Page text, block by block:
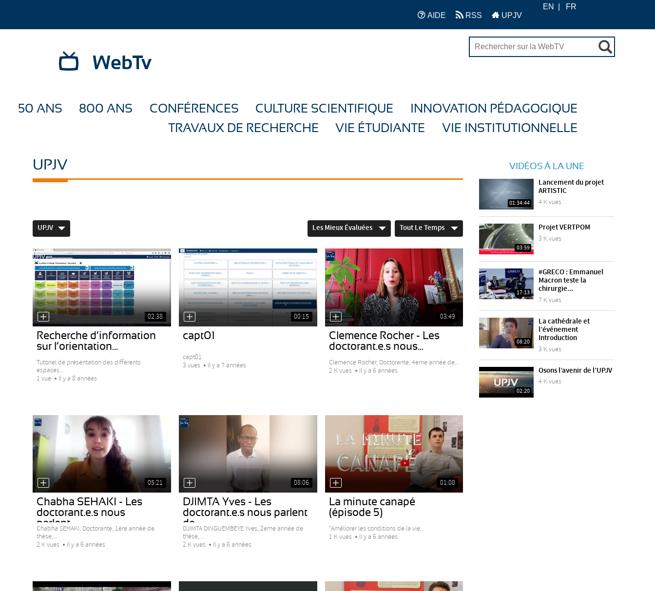
AIDE RSS UPJV
EN FR
WebTv
50 ANS 800 ANS CONFÉRENCES CULTURE SCIENTIFIQUE
INNOVATION PÉDAGOGIQUE
TRAVAUX DE RECHERCHE
VIE ÉTUDIANTE VIE INSTITUTIONNELLE
UPJV
UPJV Les Mieux Évaluées Tout Le Temps
02:38
Recherche d’information
sur l’orientation...
Tutoriel de présentation des différents
espaces...
1 vue
Il y a 8 années
00:15
capt01
capt01
3 vues
Il y a 7 années
03:49
Clemence Rocher - Les
doctorant.e.s nous...
Clemence Rocher, Doctorante, 4eme année de...
2 K vues
Il y a 6 années
05:21
Chabha SEHAKI - Les
doctorant.e.s nous
parlent...
Chabha SEHAKI, Doctorante, 1ère année de
thèse,...
2 K vues
Il y a 6 années
08:06
DJIMTA Yves - Les
doctorant.e.s nous parlent
de...
DJIMTA DINGUEMBEYE Yves, 2eme année de
thèse,...
2 K vues
Il y a 6 années
01:08
La minute canapé
(épisode 5)
"Améliorer les conditions de la vie...
1 K vues
Il y a 6 années
VIDÉOS À LA UNE
01:34:44
Lancement du projet
ARTISTIC
4 K vues
03:59
Projet VERTPOM
3 K vues
17:13
#GRECO : Emmanuel
Macron teste la
chirurgie...
7 K vues
08:20
La cathédrale et
l’événement
Introduction
3 K vues
02:20
Osons l’avenir de l’UPJV
4 K vues